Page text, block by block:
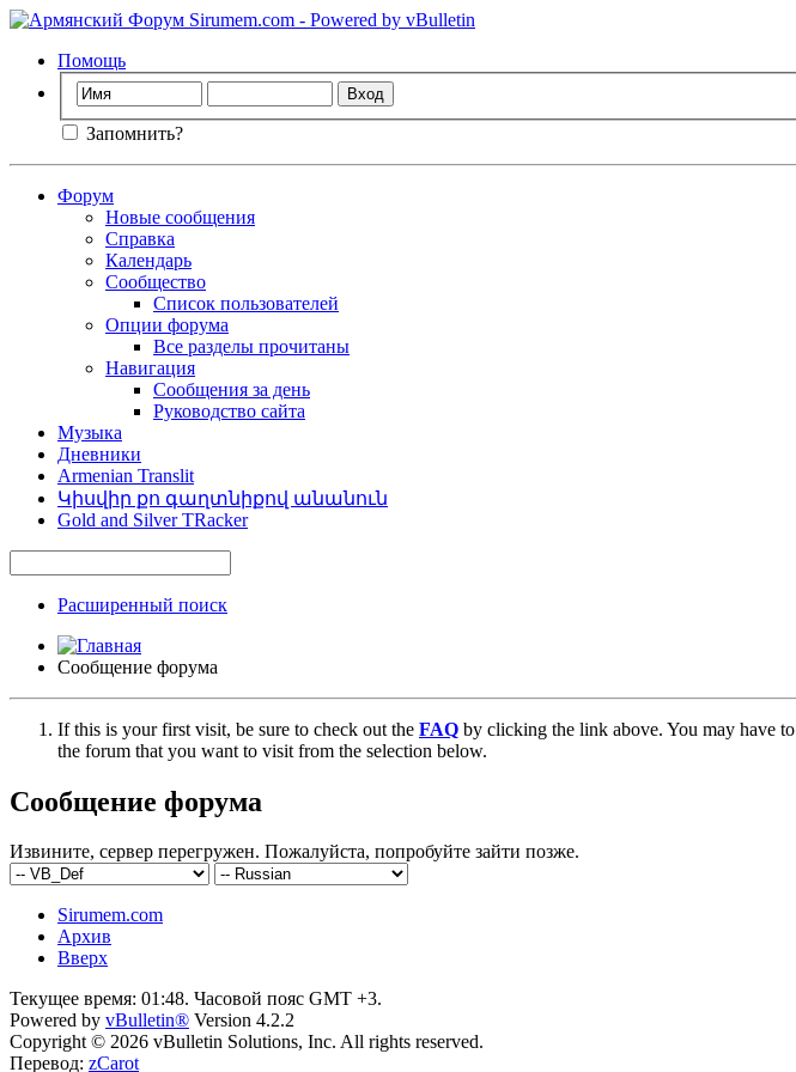
Помощь
Запомнить?
Форум
Новые сообщения
Справка
Календарь
Сообщество
Список пользователей
Опции форума
Все разделы прочитаны
Навигация
Сообщения за день
Руководство сайта
Музыка
Дневники
Armenian Translit
Կիսվիր քո գաղտնիքով անանուն
Gold and Silver TRacker
Расширенный поиск
Сообщение форума
If this is your first visit, be sure to check out the FAQ by clicking the link above. You may have to
the forum that you want to visit from the selection below.
Сообщение форума
Извините, сервер перегружен. Пожалуйста, попробуйте зайти позже.
Sirumem.com
Архив
Вверх
Текущее время: 01:48. Часовой пояс GMT +3.
Powered by vBulletin® Version 4.2.2
Copyright © 2026 vBulletin Solutions, Inc. All rights reserved.
Перевод: zCarot